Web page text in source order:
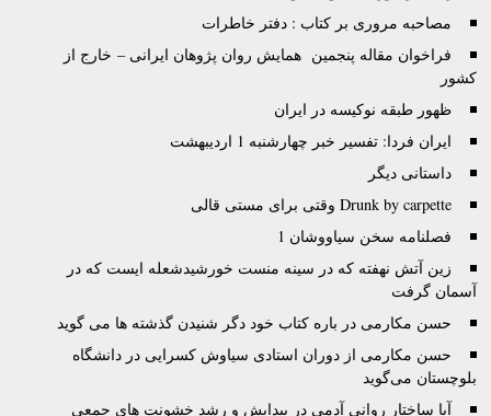
مصاحبه مروری بر کتاب : دفتر خاطرات
فراخوان مقاله پنجمین همایش روان پژوهان ایرانی – خارج از
کشور
ظهور طبقه نوکیسه در ایران
ایران فردا: تفسیر خبر چهارشنبه 1 اردیبهشت
داستانی دیگر
Drunk by carpette وقتى براى مستى قالى
فصلنامه سخن سیاووشان 1
زين آتش نهفته كه در سينه منست خورشيدشعله ايست كه در
آسمان گرفت
حسن مکارمی در باره کتاب خود دگر شنیدن گذشته ها می گوید
حسن مکارمی از دوران استادی سیاوش کسرایی در دانشگاه
بلوچستان می‌گوید
آیا ساختار روانی آدمی در پیدایش و رشد خشونت های جمعی